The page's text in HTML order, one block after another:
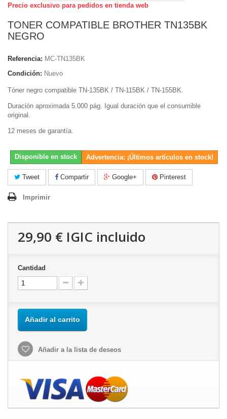
Precio exclusivo para pedidos en tienda web
TONER COMPATIBLE BROTHER TN135BK
NEGRO
Referencia: MC-TN135BK
Condición: Nuevo
Tóner negro compatible TN-135BK / TN-115BK / TN-155BK.
Duración aproximada 5.000 pág. Igual duración que el consumible
original.
12 meses de garantía.
Disponible en stock Advertencia: ¡Últimos artículos en stock!
Tweet Compartir Google+ Pinterest
Imprimir
29,90 € IGIC incluido
Cantidad
Añadir al carrito
Añadir a la lista de deseos